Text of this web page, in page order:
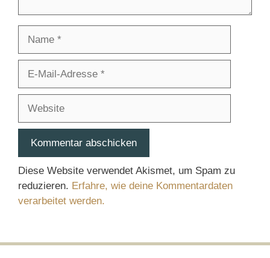
Adresse
Diese Website verwendet Akismet, um Spam zu
reduzieren. Erfahre, wie deine Kommentardaten
verarbeitet werden.